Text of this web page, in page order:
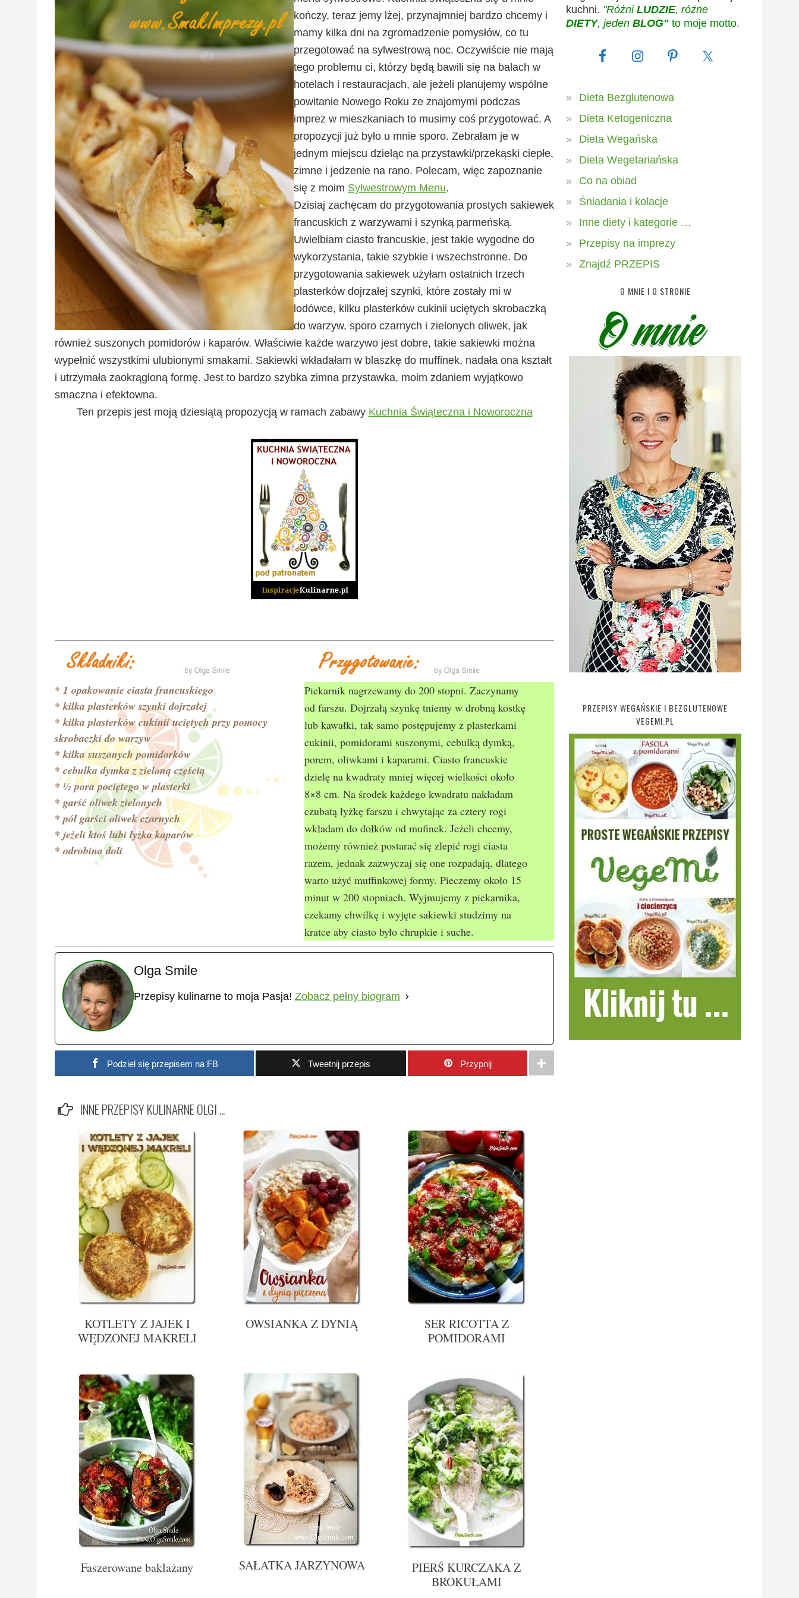
kończy, teraz jemy lżej, przynajmniej bardzo chcemy i
mamy kilka dni na zgromadzenie pomysłów, co tu
przegotować na sylwestrową noc. Oczywiście nie mają
tego problemu ci, którzy będą bawili się na balach w
hotelach i restauracjach, ale jeżeli planujemy wspólne
powitanie Nowego Roku ze znajomymi podczas
imprez w mieszkaniach to musimy coś przygotować. A
propozycji już było u mnie sporo. Zebrałam je w
jednym miejscu dzieląc na przystawki/przekąski ciepłe,
zimne i jedzenie na rano. Polecam, więc zapoznanie
się z moim Sylwestrowym Menu.
Dzisiaj zachęcam do przygotowania prostych sakiewek
francuskich z warzywami i szynką parmeńską.
Uwielbiam ciasto francuskie, jest takie wygodne do
wykorzystania, takie szybkie i wszechstronne. Do
przygotowania sakiewek użyłam ostatnich trzech
plasterków dojrzałej szynki, które zostały mi w
lodówce, kilku plasterków cukinii uciętych skrobaczką
do warzyw, sporo czarnych i zielonych oliwek, jak
również suszonych pomidorów i kaparów. Właściwie każde warzywo jest dobre, takie sakiewki można
wypełnić wszystkimi ulubionymi smakami. Sakiewki wkładałam w blaszkę do muffinek, nadała ona kształt
i utrzymała zaokrągloną formę. Jest to bardzo szybka zimna przystawka, moim zdaniem wyjątkowo
smaczna i efektowna.
Ten przepis jest moją dziesiątą propozycją w ramach zabawy Kuchnia Świąteczna i Noworoczna
* 1 opakowanie ciasta francuskiego
* kilka plasterków szynki dojrzałej
* kilka plasterków cukinii uciętych przy pomocy
skrobaczki do warzyw
* kilka suszonych pomidorków
* cebulka dymka z zieloną częścią
* ½ pora pociętego w plasterki
* garść oliwek zielonych
* pół garści oliwek czarnych
* jeżeli ktoś lubi łyżka kaparów
* odrobina doli
Piekarnik nagrzewamy do 200 stopni. Zaczynamy
od farszu. Dojrzałą szynkę tniemy w drobną kostkę
lub kawałki, tak samo postępujemy z plasterkami
cukinii, pomidorami suszonymi, cebulką dymką,
porem, oliwkami i kaparami. Ciasto francuskie
dzielę na kwadraty mniej więcej wielkości około
8×8 cm. Na środek każdego kwadratu nakładam
czubatą łyżkę farszu i chwytając za cztery rogi
wkładam do dołków od mufinek. Jeżeli chcemy,
możemy również postarać się zlepić rogi ciasta
razem, jednak zazwyczaj się one rozpadają, dlatego
warto użyć muffinkowej formy. Pieczemy około 15
minut w 200 stopniach. Wyjmujemy z piekarnika,
czekamy chwilkę i wyjęte sakiewki studzimy na
kratce aby ciasto było chrupkie i suche.
Olga Smile
Przepisy kulinarne to moja Pasja! Zobacz pełny biogram
Podziel się przepisem na FB Tweetnij przepis Przypnij
INNE PRZEPISY KULINARNE OLGI ...
KOTLETY Z JAJEK I
WĘDZONEJ MAKRELI
OWSIANKA Z DYNIĄ
SER RICOTTA Z
POMIDORAMI
Faszerowane bakłażany SAŁATKA JARZYNOWA
PIERŚ KURCZAKA Z
BROKUŁAMI
kuchni. "Różni LUDZIE, różne
DIETY, jeden BLOG" to moje motto.
Dieta Bezglutenowa
Dieta Ketogeniczna
Dieta Wegańska
Dieta Wegetariańska
Co na obiad
Śniadania i kolacje
Inne diety i kategorie …
Przepisy na imprezy
Znajdź PRZEPIS
O MNIE I O STRONIE
PRZEPISY WEGAŃSKIE I BEZGLUTENOWE
VEGEMI.PL